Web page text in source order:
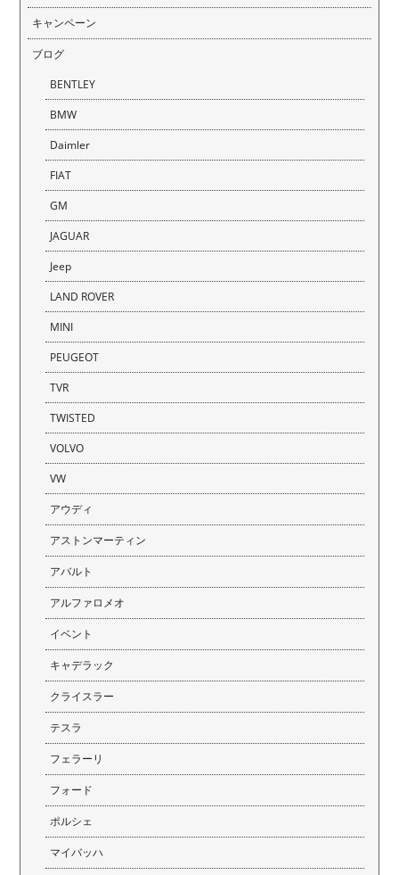
キャンペーン
ブログ
BENTLEY
BMW
Daimler
FIAT
GM
JAGUAR
Jeep
LAND ROVER
MINI
PEUGEOT
TVR
TWISTED
VOLVO
VW
アウディ
アストンマーティン
アバルト
アルファロメオ
イベント
キャデラック
クライスラー
テスラ
フェラーリ
フォード
ポルシェ
マイバッハ